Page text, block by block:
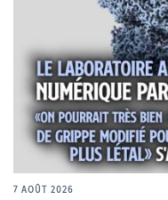
7 AOÛT 2026